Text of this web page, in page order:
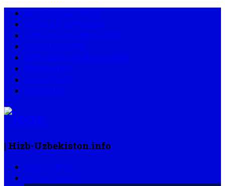
| Hizb-Uzbekiston.info